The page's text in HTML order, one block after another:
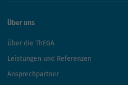
Über uns
Über die ThEGA
Leistungen und Referenzen
Ansprechpartner